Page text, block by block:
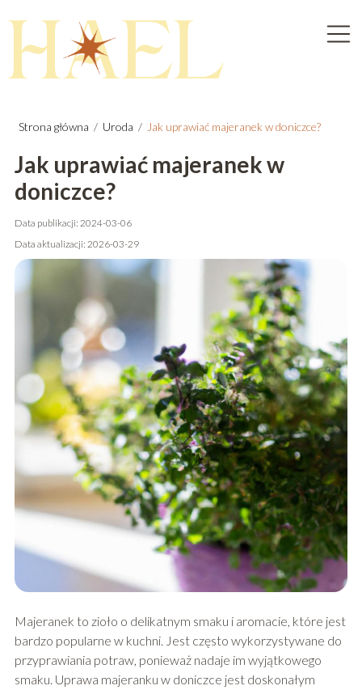
Strona główna / Uroda / Jak uprawiać majeranek w doniczce?
Jak uprawiać majeranek w
doniczce?
Data publikacji: 2024-03-06
Data aktualizacji: 2026-03-29
Majeranek to zioło o delikatnym smaku i aromacie, które jest
bardzo popularne w kuchni. Jest często wykorzystywane do
przyprawiania potraw, ponieważ nadaje im wyjątkowego
smaku. Uprawa majeranku w doniczce jest doskonałym